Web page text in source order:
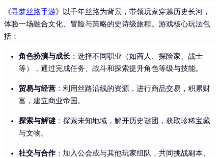
《寻梦丝路手游》以千年丝路为背景，带领玩家穿越历史长河，
体验一场融合文化、冒险与策略的史诗级旅程。游戏核心玩法包
括：
角色扮演与成长 ：选择不同职业（如商人、探险家、战士
等），通过完成任务、战斗和探索提升角色等级与技能。
贸易与经营 ：利用丝路沿线的资源，进行商品交易，积累财
富，建立商业帝国。
探索与解谜 ：探索未知地域，解开历史谜团，获取珍稀宝藏
与文物。
社交与合作 ：加入公会或与其他玩家组队，共同挑战副本、